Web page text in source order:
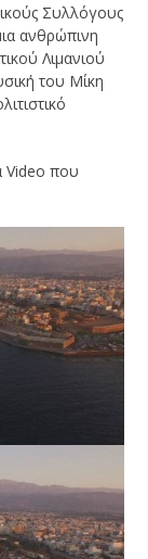
Συλλόγους
ανθρώπινη
Λιμανιού
του Μίκη
Video που